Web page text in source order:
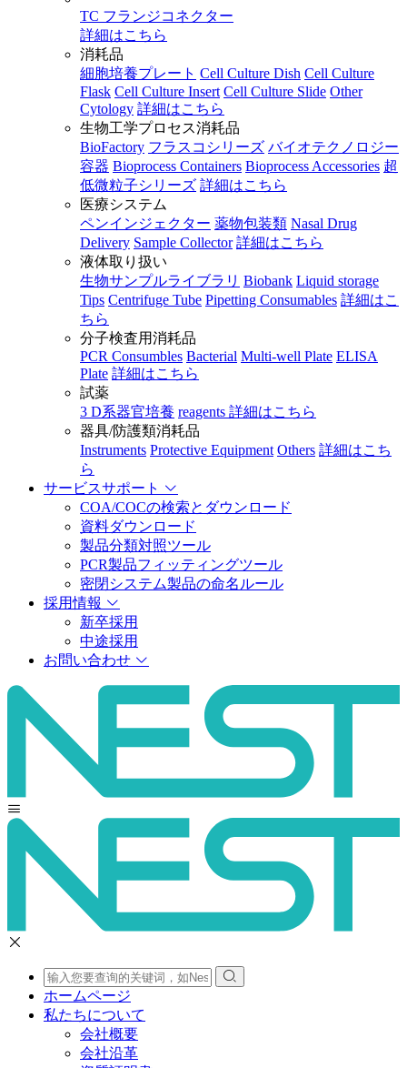
TC フランジコネクター
詳細はこちら
消耗品
細胞培養プレート Cell Culture Dish Cell Culture
Flask Cell Culture Insert Cell Culture Slide Other
Cytology 詳細はこちら
生物工学プロセス消耗品
BioFactory フラスコシリーズ バイオテクノロジー
容器 Bioprocess Containers Bioprocess Accessories 超
低微粒子シリーズ 詳細はこちら
医療システム
ペンインジェクター 薬物包装類 Nasal Drug
Delivery Sample Collector 詳細はこちら
液体取り扱い
生物サンプルライブラリ Biobank Liquid storage
Tips Centrifuge Tube Pipetting Consumables 詳細はこ
ちら
分子検査用消耗品
PCR Consumbles Bacterial Multi-well Plate ELISA
Plate 詳細はこちら
試薬
3 D系器官培養 reagents 詳細はこちら
器具/防護類消耗品
Instruments Protective Equipment Others 詳細はこち
ら
サービスサポート
COA/COCの検索とダウンロード
資料ダウンロード
製品分類対照ツール
PCR製品フィッティングツール
密閉システム製品の命名ルール
採用情報
新卒採用
中途採用
お問い合わせ
ホームページ
私たちについて
会社概要
会社沿革